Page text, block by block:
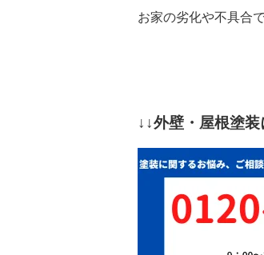
お家の劣化や不具合
↓↓外壁・屋根塗